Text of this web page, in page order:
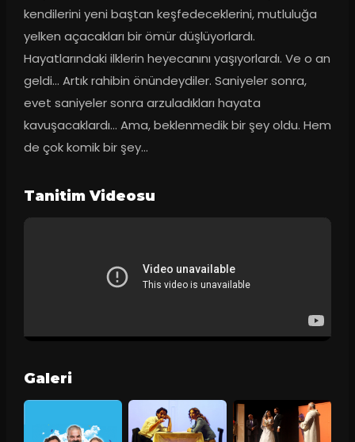
kendilerini yeni baştan keşfedeceklerini, mutluluğa
yelken açacakları bir ömür düşlüyorlardı.
Hayatlarındaki ilklerin heyecanını yaşıyorlardı. Ve o an
geldi… Artık rahibin önündeydiler. Saniyeler sonra,
evet saniyeler sonra arzuladıkları hayata
kavuşacaklardı… Ama, beklenmedik bir şey oldu. Hem
de çok komik bir şey...
Tanitim Videosu
Galeri